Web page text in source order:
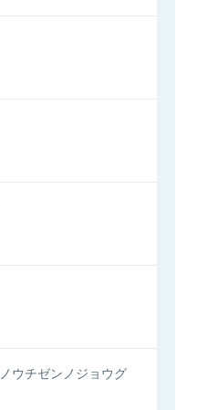
ウチゼンノジョウグ